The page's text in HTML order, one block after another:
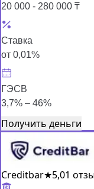
20 000 - 280 000 ₸
Ставка
от 0,01%
ГЭСВ
3,7% – 46%
Получить деньги
Creditbar★5,01